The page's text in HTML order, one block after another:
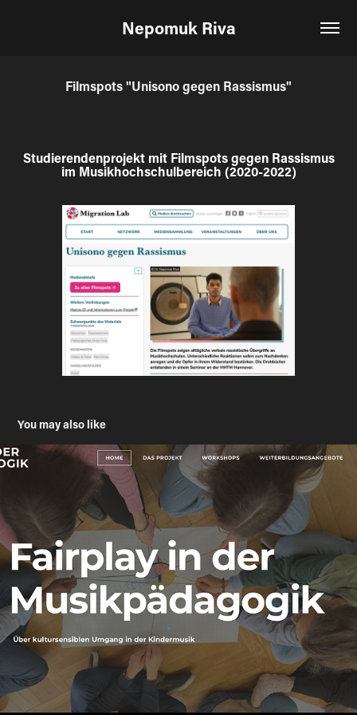
Nepomuk Riva
Filmspots "Unisono gegen Rassismus"
Studierendenprojekt mit Filmspots gegen Rassismus
im Musikhochschulbereich (2020-2022)
You may also like